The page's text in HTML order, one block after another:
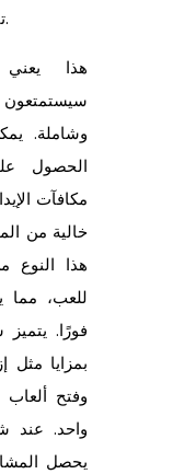
تأكيد عنوان البريد الإلكتروني.
هذا
وشاملة.
الحصول
مكافآت
هذا النوع
للعب،
فورًا.
وفتح
واحد. عند